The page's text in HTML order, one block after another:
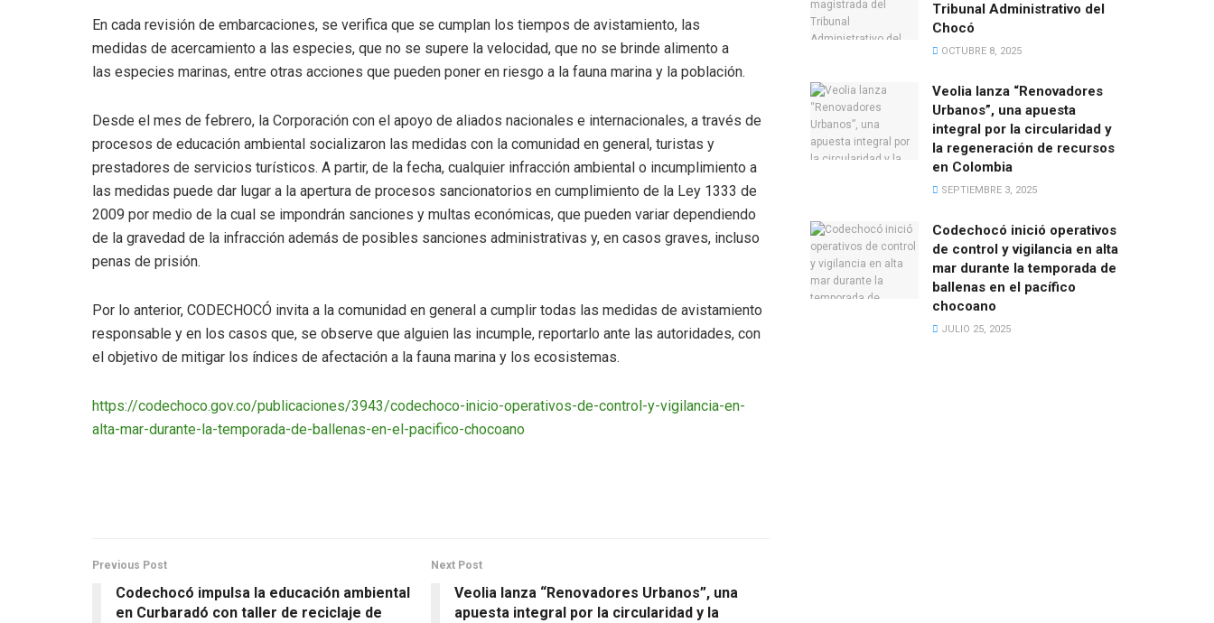
En cada revisión de embarcaciones, se verifica que se cumplan los tiempos de avistamiento, las
medidas de acercamiento a las especies, que no se supere la velocidad, que no se brinde alimento a
las especies marinas, entre otras acciones que pueden poner en riesgo a la fauna marina y la población.
Desde el mes de febrero, la Corporación con el apoyo de aliados nacionales e internacionales, a través de
procesos de educación ambiental socializaron las medidas con la comunidad en general, turistas y
prestadores de servicios turísticos. A partir, de la fecha, cualquier infracción ambiental o incumplimiento a
las medidas puede dar lugar a la apertura de procesos sancionatorios en cumplimiento de la Ley 1333 de
2009 por medio de la cual se impondrán sanciones y multas económicas, que pueden variar dependiendo
de la gravedad de la infracción además de posibles sanciones administrativas y, en casos graves, incluso
penas de prisión.
Por lo anterior, CODECHOCÓ invita a la comunidad en general a cumplir todas las medidas de avistamiento
responsable y en los casos que, se observe que alguien las incumple, reportarlo ante las autoridades, con
el objetivo de mitigar los índices de afectación a la fauna marina y los ecosistemas.
https://codechoco.gov.co/publicaciones/3943/codechoco-inicio-operativos-de-control-y-vigilancia-en-
alta-mar-durante-la-temporada-de-ballenas-en-el-pacifico-chocoano
Previous Post
Codechocó impulsa la educación ambiental
en Curbaradó con taller de reciclaje de
Next Post
Veolia lanza “Renovadores Urbanos”, una
apuesta integral por la circularidad y la
Tribunal Administrativo del
Chocó
OCTUBRE 8, 2025
Veolia lanza “Renovadores
Urbanos”, una apuesta
integral por la circularidad y
la regeneración de recursos
en Colombia
SEPTIEMBRE 3, 2025
Codechocó inició operativos
de control y vigilancia en alta
mar durante la temporada de
ballenas en el pacífico
chocoano
JULIO 25, 2025